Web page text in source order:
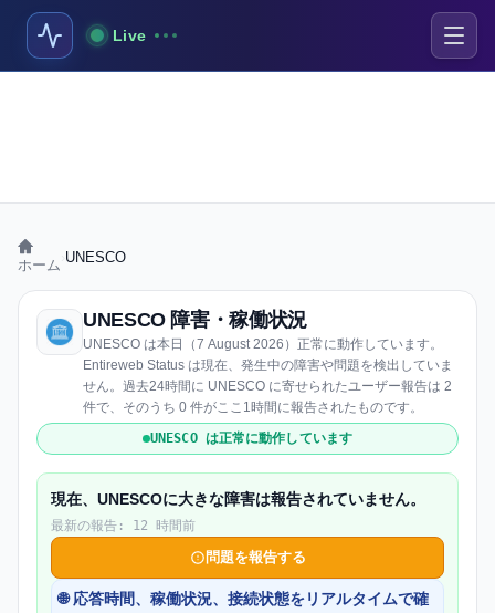
Live
ホーム UNESCO
UNESCO 障害・稼働状況
UNESCO は本日（7 August 2026）正常に動作しています。
Entireweb Status は現在、発生中の障害や問題を検出していま
せん。過去24時間に UNESCO に寄せられたユーザー報告は 2
件で、そのうち 0 件がここ1時間に報告されたものです。
UNESCO は正常に動作しています
現在、UNESCOに大きな障害は報告されていません。
最新の報告: 12 時間前
問題を報告する
🌐 応答時間、稼働状況、接続状態をリアルタイムで確